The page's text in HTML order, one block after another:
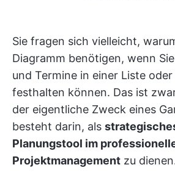
Sie fragen sich vielleicht,
Diagramm benötigen, wenn
und Termine in einer Liste oder
festhalten können. Das ist
der eigentliche Zweck eines
besteht darin, als
Planungstool im
Projektmanagement zu